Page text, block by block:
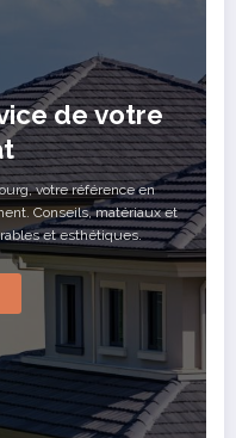
de votre
votre référence en
Conseils, matériaux et
et esthétiques.